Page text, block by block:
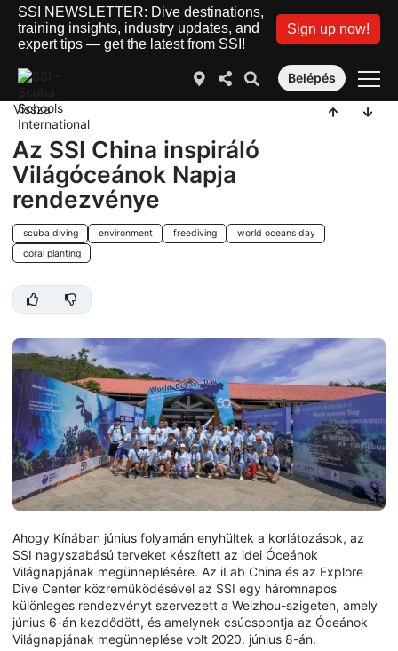
SSI NEWSLETTER: Dive destinations,
training insights, industry updates, and
expert tips — get the latest from SSI!
Sign up now!
Belépés
Vissza
Az SSI China inspiráló
Világóceánok Napja
rendezvénye
scuba diving environment freediving
world oceans day
coral planting
Ahogy Kínában június folyamán enyhültek a korlátozások, az
SSI nagyszabású terveket készített az idei Óceánok
Világnapjának megünneplésére. Az iLab China és az Explore
Dive Center közreműködésével az SSI egy háromnapos
különleges rendezvényt szervezett a Weizhou-szigeten, amely
június 6-án kezdődött, és amelynek csúcspontja az Óceánok
Világnapjának megünneplése volt 2020. június 8-án.